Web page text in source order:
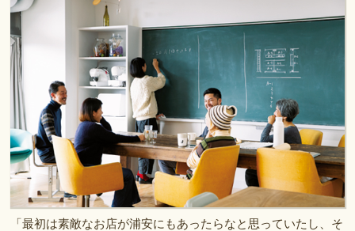
「最初は素敵なお店が浦安にもあったらなと思っていたし、そ